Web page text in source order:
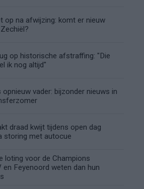
op na afwijzing: komt er nieuw
op historische afstraffing: "Die
ik nog altijd"
opnieuw vader: bijzonder nieuws in
draad kwijt tijdens open dag
storing met autocue
loting voor de Champions
en Feyenoord weten dan hun